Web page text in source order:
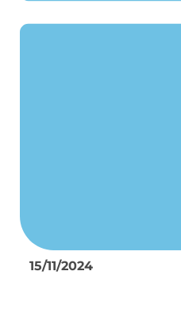
15/11/2024